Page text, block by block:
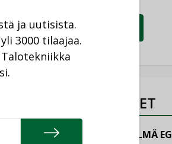
KATSO KAIKKI
TUOTEUUTISET
HALLINTAJÄRJESTELMÄ EG
ja uutisista.
3000 tilaajaa.